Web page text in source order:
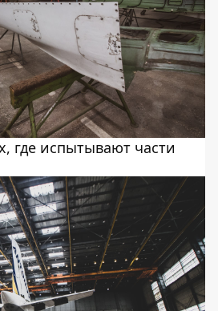
где испытывают части